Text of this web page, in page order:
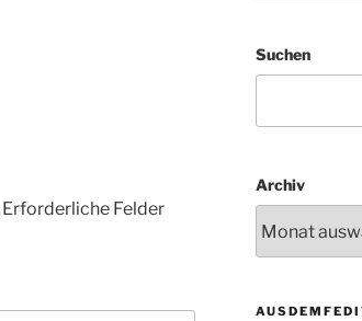
Erforderliche Felder
Suchen
Archiv